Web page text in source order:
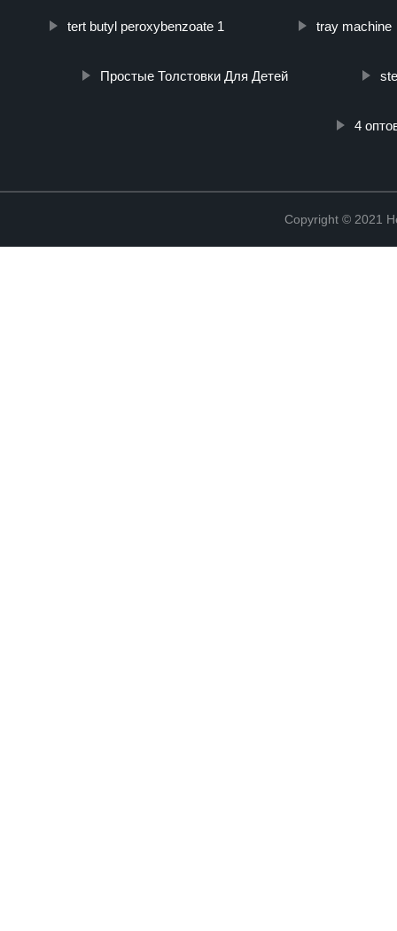
tert butyl peroxybenzoate 1 tray machine
Простые Толстовки Для Детей
4
Copyright © 2021